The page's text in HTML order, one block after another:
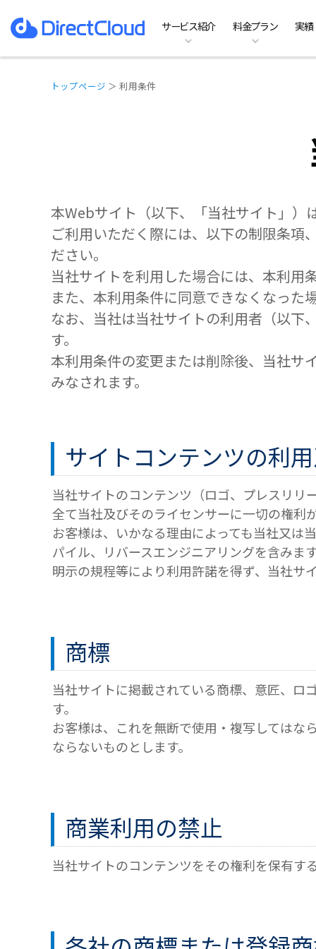
サービス紹介 料金プラン 実績
ファイルサーバーのDX ファイルサー
料金プラン
実績 導
特徴
お役立ち資料一覧
ホーム
トップページ ＞ 利用条件
本Webサイト（以下、「当社サイト」）
ご利用いただく際には、以下の制限条項
ださい。
当社サイトを利用した場合には、本利用
また、本利用条件に同意できなくなった
なお、当社は当社サイトの利用者（以下
す。
本利用条件の変更または削除後、当社サ
みなされます。
サイトコンテンツの利
当社サイトのコンテンツ（ロゴ、プレスリリ
全て当社及びそのライセンサーに一切の権利
お客様は、いかなる理由によっても当社又は
パイル、リバースエンジニアリングを含みま
明示の規程等により利用許諾を得ず、当社サ
商標
当社サイトに掲載されている商標、意匠、ロ
す。
お客様は、これを無断で使用・複写してはな
ならないものとします。
商業利用の禁止
当社サイトのコンテンツをその権利を保有す